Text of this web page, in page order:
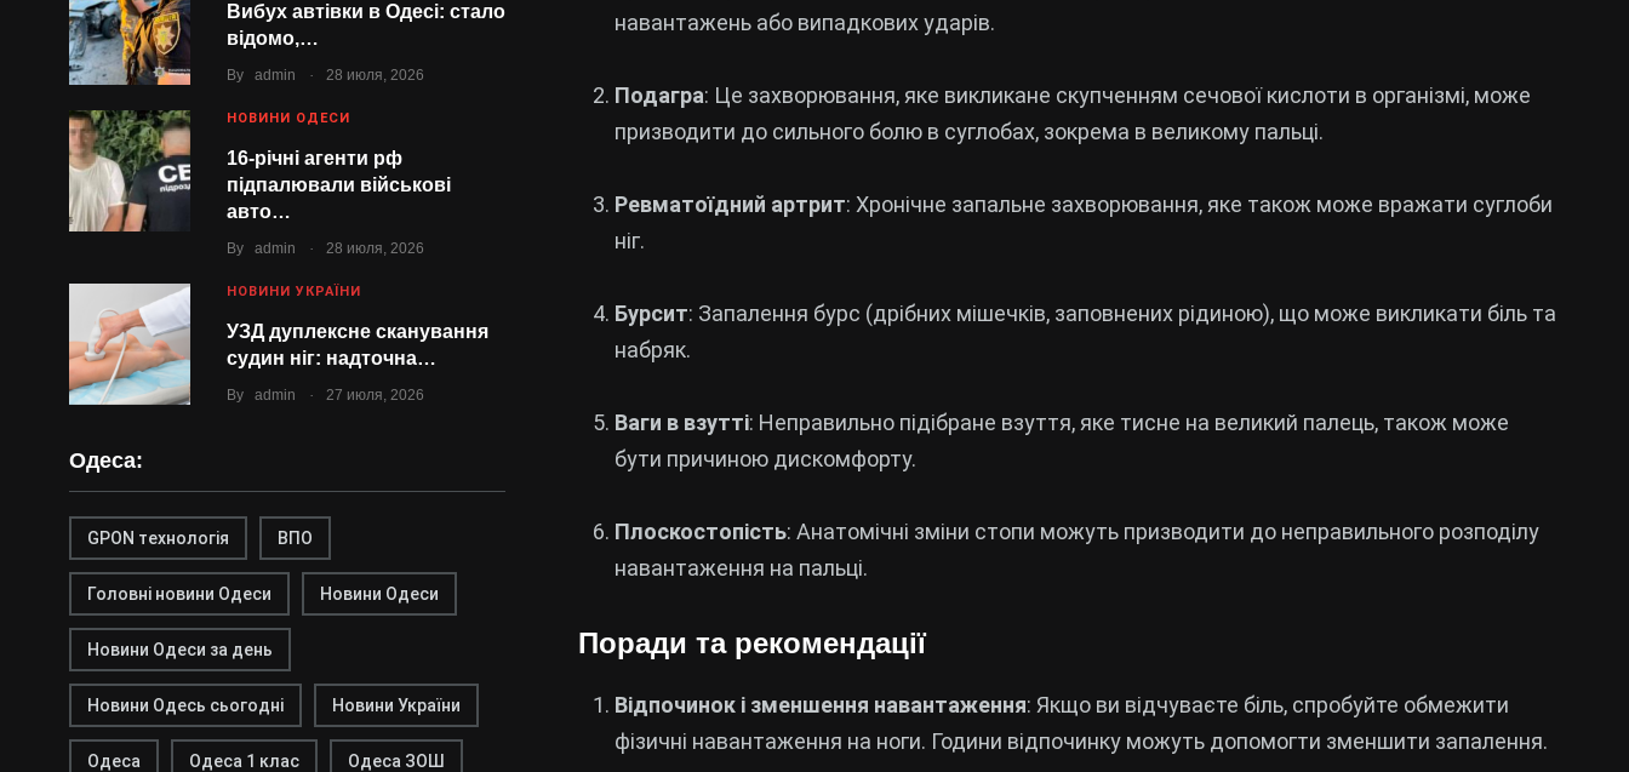
Вибух автівки в Одесі: стало
відомо,…
By admin . 28 июля, 2026
НОВИНИ ОДЕСИ
16-річні агенти рф
підпалювали військові
авто…
By admin . 28 июля, 2026
НОВИНИ УКРАЇНИ
УЗД дуплексне сканування
судин ніг: надточна…
By admin . 27 июля, 2026
Одеса:
GPON технологія ВПО
Головні новини Одеси Новини Одеси
Новини Одеси за день
Новини Одесь сьогодні Новини України
Одеса Одеса 1 клас Одеса ЗОШ
навантажень або випадкових ударів.
Подагра: Це захворювання, яке викликане скупченням сечової кислоти в організмі, може
призводити до сильного болю в суглобах, зокрема в великому пальці.
Ревматоїдний артрит: Хронічне запальне захворювання, яке також може вражати суглоби
ніг.
Бурсит: Запалення бурс (дрібних мішечків, заповнених рідиною), що може викликати біль та
набряк.
Ваги в взутті: Неправильно підібране взуття, яке тисне на великий палець, також може
бути причиною дискомфорту.
Плоскостопість: Анатомічні зміни стопи можуть призводити до неправильного розподілу
навантаження на пальці.
Поради та рекомендації
Відпочинок і зменшення навантаження: Якщо ви відчуваєте біль, спробуйте обмежити
фізичні навантаження на ноги. Години відпочинку можуть допомогти зменшити запалення.